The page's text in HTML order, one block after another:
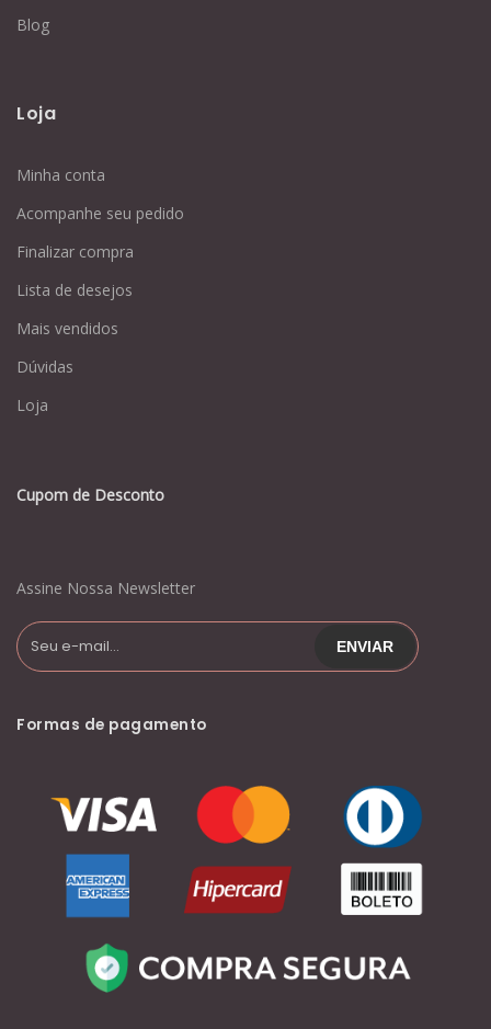
Blog
Loja
Minha conta
Acompanhe seu pedido
Finalizar compra
Lista de desejos
Mais vendidos
Dúvidas
Loja
Cupom de Desconto
Assine Nossa Newsletter
Formas de pagamento